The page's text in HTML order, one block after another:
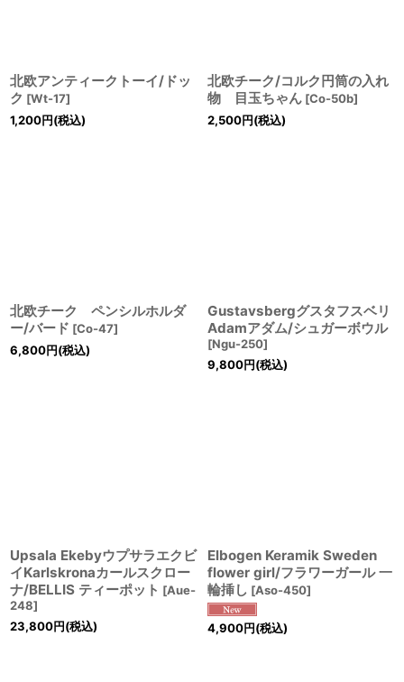
北欧アンティークトーイ/ドッ
ク [Wt-17]
1,200円(税込)
北欧チーク/コルク円筒の入れ
物 目玉ちゃん [Co-50b]
2,500円(税込)
北欧チーク ペンシルホルダ
ー/バード [Co-47]
6,800円(税込)
Gustavsbergグスタフスベリ
Adamアダム/シュガーボウル
[Ngu-250]
9,800円(税込)
Upsala Ekebyウプサラエクビ
イKarlskronaカールスクロー
ナ/BELLIS ティーポット [Aue-
248]
23,800円(税込)
Elbogen Keramik Sweden
flower girl/フラワーガール 一
輪挿し [Aso-450]
4,900円(税込)